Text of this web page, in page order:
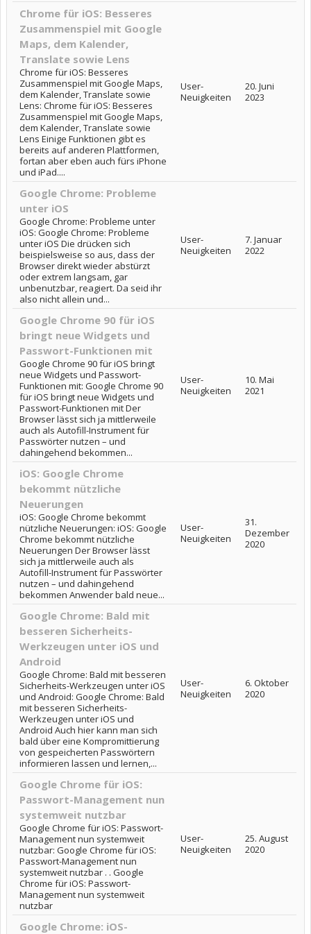
Chrome für iOS: Besseres
Zusammenspiel mit Google
Maps, dem Kalender,
Translate sowie Lens
Chrome für iOS: Besseres
Zusammenspiel mit Google Maps,
dem Kalender, Translate sowie
Lens: Chrome für iOS: Besseres
Zusammenspiel mit Google Maps,
dem Kalender, Translate sowie
Lens Einige Funktionen gibt es
bereits auf anderen Plattformen,
fortan aber eben auch fürs iPhone
und iPad....
User-
Neuigkeiten
20. Juni
2023
Google Chrome: Probleme
unter iOS
Google Chrome: Probleme unter
iOS: Google Chrome: Probleme
unter iOS Die drücken sich
beispielsweise so aus, dass der
Browser direkt wieder abstürzt
oder extrem langsam, gar
unbenutzbar, reagiert. Da seid ihr
also nicht allein und...
User-
Neuigkeiten
7. Januar
2022
Google Chrome 90 für iOS
bringt neue Widgets und
Passwort-Funktionen mit
Google Chrome 90 für iOS bringt
neue Widgets und Passwort-
Funktionen mit: Google Chrome 90
für iOS bringt neue Widgets und
Passwort-Funktionen mit Der
Browser lässt sich ja mittlerweile
auch als Autofill-Instrument für
Passwörter nutzen – und
dahingehend bekommen...
User-
Neuigkeiten
10. Mai
2021
iOS: Google Chrome
bekommt nützliche
Neuerungen
iOS: Google Chrome bekommt
nützliche Neuerungen: iOS: Google
Chrome bekommt nützliche
Neuerungen Der Browser lässt
sich ja mittlerweile auch als
Autofill-Instrument für Passwörter
nutzen – und dahingehend
bekommen Anwender bald neue...
User-
Neuigkeiten
31.
Dezember
2020
Google Chrome: Bald mit
besseren Sicherheits-
Werkzeugen unter iOS und
Android
Google Chrome: Bald mit besseren
Sicherheits-Werkzeugen unter iOS
und Android: Google Chrome: Bald
mit besseren Sicherheits-
Werkzeugen unter iOS und
Android Auch hier kann man sich
bald über eine Kompromittierung
von gespeicherten Passwörtern
informieren lassen und lernen,...
User-
Neuigkeiten
6. Oktober
2020
Google Chrome für iOS:
Passwort-Management nun
systemweit nutzbar
Google Chrome für iOS: Passwort-
Management nun systemweit
nutzbar: Google Chrome für iOS:
Passwort-Management nun
systemweit nutzbar . . Google
Chrome für iOS: Passwort-
Management nun systemweit
nutzbar
User-
Neuigkeiten
25. August
2020
Google Chrome: iOS-